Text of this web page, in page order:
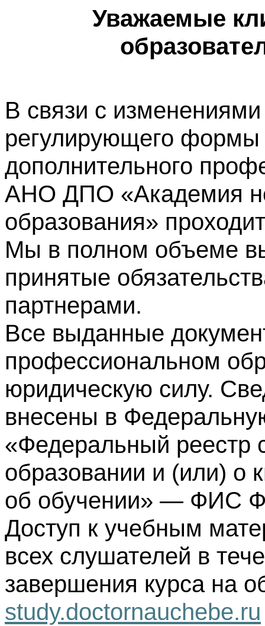
Уважаемые
В связи с изменениями
регулирующего формы
дополнительного
АНО ДПО «Академия
образования»
Мы в полном объеме
принятые
партнерами.
Все выданные
профессиональном
юридическую силу.
внесены в
«Федеральный реестр
образовании и (или) о
об обучении» — ФИС
Доступ к учебным
всех слушателей в
завершения курса на
study.doctornauchebe.ru